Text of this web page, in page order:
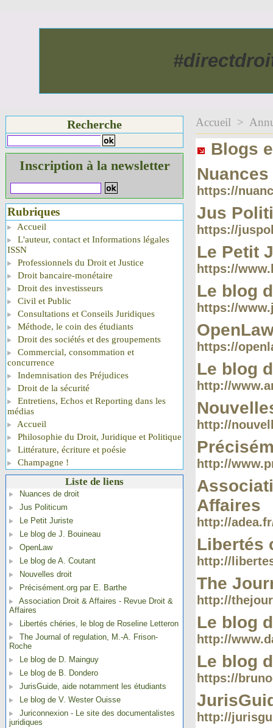
Recherche
Inscription à la newsletter
Rubriques
Accueil
L'auteur, contact et Informations légales
ISSN
Professionnels du Droit et Justice
Droit bancaire-monétaire
Droit des investisseurs
Civil et Public
Consultations et Conseils Juridiques
Méthode, le coin des étudiants
Droit des sociétés et des groupements
Commercial, consommation et
concurrence
Indemnisation des Préjudices
Droit de la sécurité
Entretiens, Echos et Reporting dans les
médias
Accueil
Philosophie du Droit, Juridique et Politique
Littérature, écriture et poésie
Champagne !
Liste de liens
Nuances de droit
Jus Politicum
Le Petit Juriste
Le blog de J. Bouineau
OpenLaw
Le blog de A. Coutant
Nouvelles droit
Précisément.org par E. Barthe
Association Droit & Affaires - Revue Droit &
Affaires
Libertés chéries, le blog de Roseline Letteron
The Journal of regulation, M.-A. Frison-
Roche
Le blog de D. Mainguy
Le blog de B. Dondero
JurisGuide, aide notamment les étudiants
Le blog de V. Wester Ouisse
Juriconnexion - Le site des documentalistes
juridiques
Accueil >
Blogs
https://
Jus
https://
Le Petit
https://
Le blog
https://
https://
Le blog
http://
http://
http://
Affaires
http://
Libertés
http://
The
http://
Le blog
http://
Le blog
https://
http://